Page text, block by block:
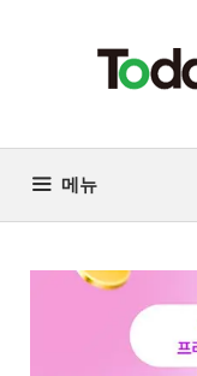
기
메뉴